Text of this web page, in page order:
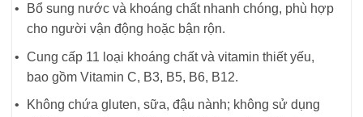
Bổ sung nước và khoáng chất nhanh chóng, phù hợp
cho người vận động hoặc bận rộn.
Cung cấp 11 loại khoáng chất và vitamin thiết yếu,
bao gồm Vitamin C, B3, B5, B6, B12.
Không chứa gluten, sữa, đậu nành; không sử dụng